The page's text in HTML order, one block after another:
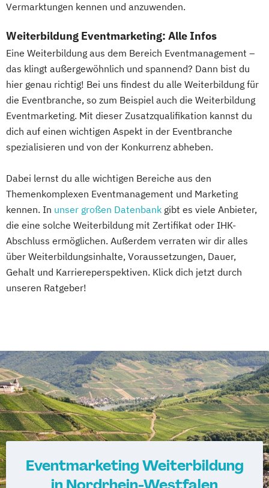
Vermarktungen kennen und anzuwenden.
Weiterbildung Eventmarketing: Alle Infos
Eine Weiterbildung aus dem Bereich Eventmanagement –
das klingt außergewöhnlich und spannend? Dann bist du
hier genau richtig! Bei uns findest du alle Weiterbildung für
die Eventbranche, so zum Beispiel auch die Weiterbildung
Eventmarketing. Mit dieser Zusatzqualifikation kannst du
dich auf einen wichtigen Aspekt in der Eventbranche
spezialisieren und von der Konkurrenz abheben.
Dabei lernst du alle wichtigen Bereiche aus den
Themenkomplexen Eventmanagement und Marketing
kennen. In unser großen Datenbank gibt es viele Anbieter,
die eine solche Weiterbildung mit Zertifikat oder IHK-
Abschluss ermöglichen. Außerdem verraten wir dir alles
über Weiterbildungsinhalte, Voraussetzungen, Dauer,
Gehalt und Karriereperspektiven. Klick dich jetzt durch
unseren Ratgeber!
Eventmarketing Weiterbildung